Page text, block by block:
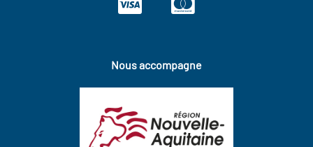
Nous accompagne